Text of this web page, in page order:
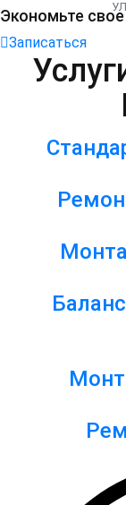
Экономьте
Записаться